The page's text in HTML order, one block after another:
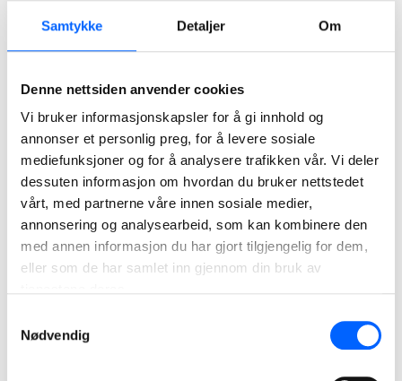
Samtykke Detaljer Om
Denne nettsiden anvender cookies
Vi bruker informasjonskapsler for å gi innhold og
annonser et personlig preg, for å levere sosiale
mediefunksjoner og for å analysere trafikken vår. Vi deler
dessuten informasjon om hvordan du bruker nettstedet
vårt, med partnerne våre innen sosiale medier,
annonsering og analysearbeid, som kan kombinere den
med annen informasjon du har gjort tilgjengelig for dem,
eller som de har samlet inn gjennom din bruk av
Nødvendig
8